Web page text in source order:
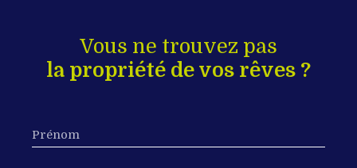
Vous ne trouvez pas
la propriété de vos rêves ?
Prénom